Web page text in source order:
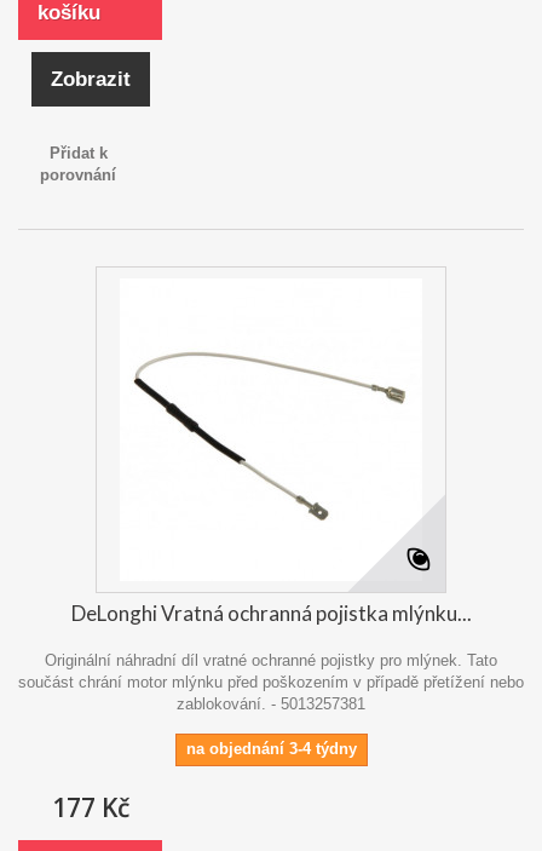
košíku
Zobrazit
Přidat k
porovnání
DeLonghi Vratná ochranná pojistka mlýnku...
Originální náhradní díl vratné ochranné pojistky pro mlýnek. Tato
součást chrání motor mlýnku před poškozením v případě přetížení nebo
zablokování. - 5013257381
na objednání 3-4 týdny
177 Kč